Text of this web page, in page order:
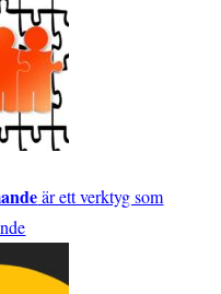
är ett verktyg som